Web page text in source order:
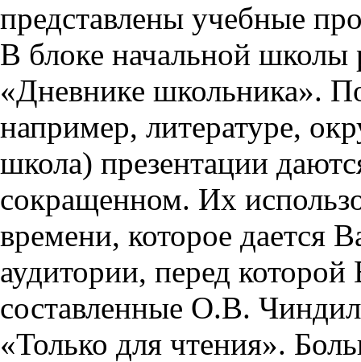
представлены учебные
В блоке начальной школы
«Дневнике школьника».
например, литературе,
школа) презентации
сокращенном. Их
времени, которое дается
аудитории, перед
составленные О.В.
«Только для чтения».